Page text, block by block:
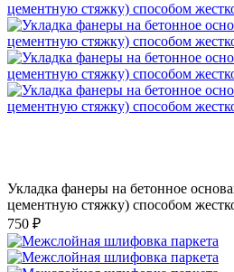
Укладка фанеры на бетонное
цементную стяжку) способом
750 ₽